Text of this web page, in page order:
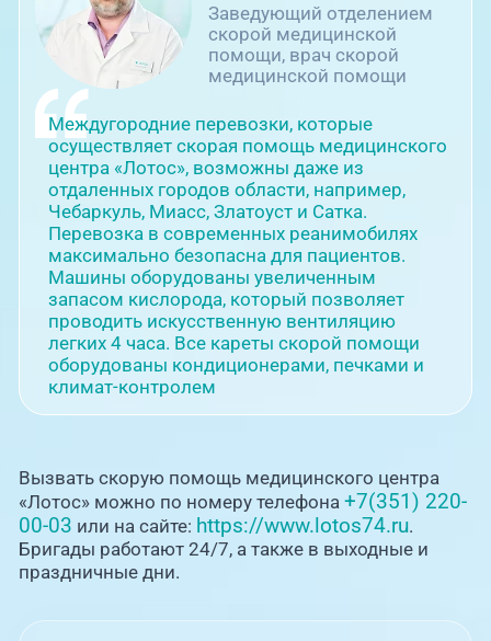
Междугородние перевозки, которые
осуществляет скорая помощь медицинского
центра «Лотос», возможны даже из
отдаленных городов области, например,
Чебаркуль, Миасс, Златоуст и Сатка.
Перевозка в современных реанимобилях
максимально безопасна для пациентов.
Машины оборудованы увеличенным
запасом кислорода, который позволяет
проводить искусственную вентиляцию
легких 4 часа. Все кареты скорой помощи
оборудованы кондиционерами, печками и
климат-контролем
Заведующий отделением
скорой медицинской
помощи, врач скорой
медицинской помощи
Вызвать скорую помощь медицинского центра
«Лотос» можно по номеру телефона +7(351) 220-
00-03 или на сайте: https://www.lotos74.ru.
Бригады работают 24/7, а также в выходные и
праздничные дни.